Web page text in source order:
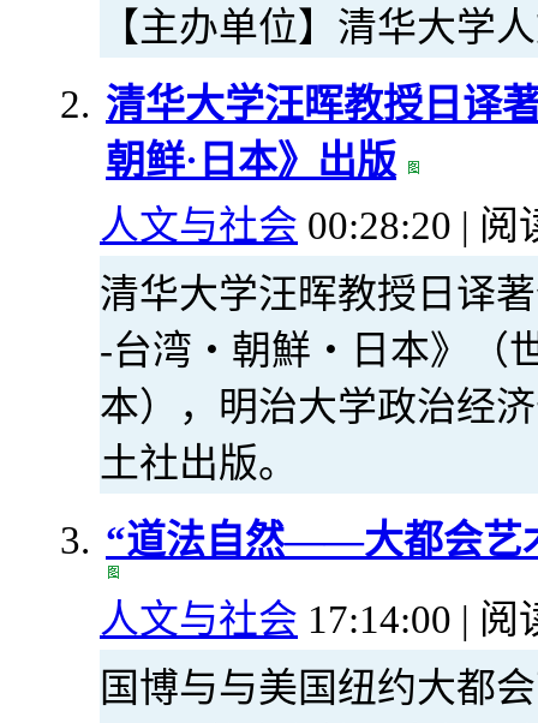
【主办单位】清华大学
清华大学汪晖教授日译
朝鲜·日本》出版
人文与社会 00:28:20 | 阅
清华大学汪晖教授日译
-台湾・朝鮮・日本》（
本），明治大学政治经
土社出版。
“道法自然——大都会艺
人文与社会 17:14:00 | 阅
国博与与美国纽约大都